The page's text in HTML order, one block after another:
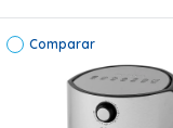
Comparar